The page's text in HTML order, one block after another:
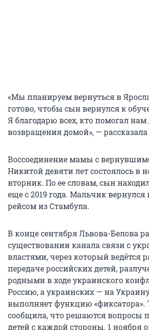
«Мы планируем вернуться в
готово, чтобы сын вернулся к
Я благодарю всех, кто помогал нам
возвращения домой», —
Воссоединение мамы с
Никитой девяти лет состоялось в
вторник. По ее словам, сын
еще с 2019 года. Мальчик вернулся
рейсом из Стамбула.
В конце сентября Львова-Белова
существовании канала связи с
властями, через который ведётся
передаче российских детей,
родными в ходе украинского
Россию, а украинских — на
выполняет функцию «фиксатора».
сообщила, что решаются вопросы
детей с каждой стороны. 1 ноября